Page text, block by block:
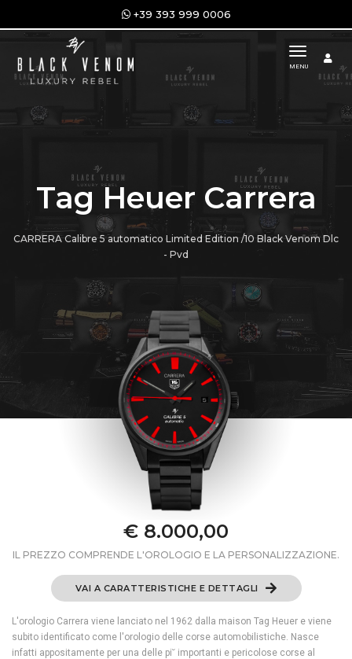
+39 393 999 0006
toggle
MENU
Tag Heuer Carrera
CARRERA Calibre 5 automatico Limited Edition /10 Black Venom Dlc
- Pvd
€ 8.000,00
IL PREZZO COMPRENDE L'OROLOGIO E LA PERSONALIZZAZIONE.
VAI A CARATTERISTICHE E DETTAGLI
L'orologio Carrera viene lanciato nel 1962 dalla maison Tag Heuer e viene
subito identificato come l'orologio delle corse automobilistiche. Nasce
infatti appositamente per una delle pi˘ importanti e pericolose corse al